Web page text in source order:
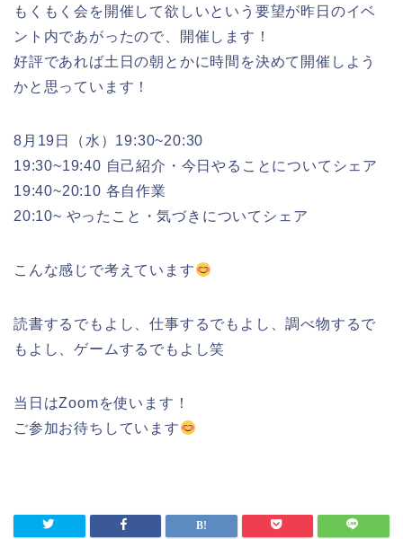
もくもく会を開催して欲しいという要望が昨日のイベ
ント内であがったので、開催します！
好評であれば土日の朝とかに時間を決めて開催しよう
かと思っています！
8月19日（水）19:30~20:30
19:30~19:40 自己紹介・今日やることについてシェア
19:40~20:10 各自作業
20:10~ やったこと・気づきについてシェア
こんな感じで考えています
読書するでもよし、仕事するでもよし、調べ物するで
もよし、ゲームするでもよし笑
当日はZoomを使います！
ご参加お待ちしています